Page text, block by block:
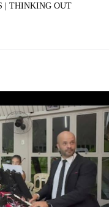
| THINKING OUT